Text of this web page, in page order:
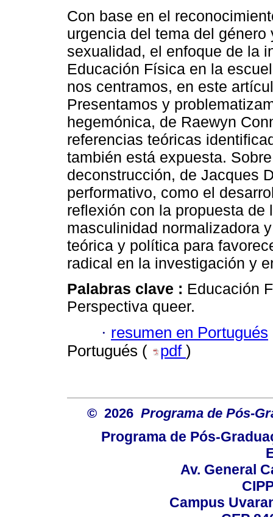
Con base en el
urgencia del tema del género
sexualidad, el enfoque de la
Educación Física en la
nos centramos, en este
Presentamos y
hegemónica, de Raewyn
referencias teóricas
también está expuesta.
deconstrucción, de Jacques
performativo, como el
reflexión con la propuesta de
masculinidad normalizadora
teórica y política para
radical en la investigación y
Palabras clave : Educación
Perspectiva queer.
· resumen en Portugués
Portugués (
pdf )
© 2026 Programa de Pós-
Programa de Pós-
Av. General
Campus